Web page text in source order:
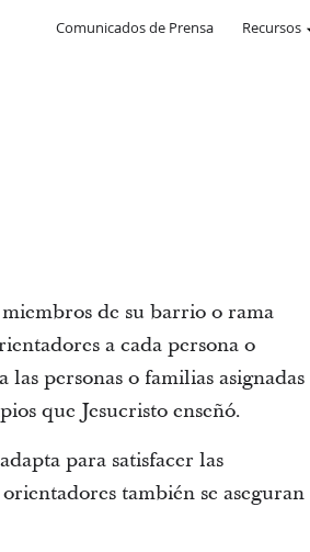
Comunicados de Prensa Recursos
de su barrio o rama
a cada persona o
personas o familias asignadas
que Jesucristo enseñó.
para satisfacer las
también se aseguran